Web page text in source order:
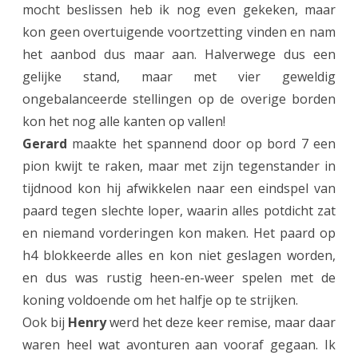
n
l
e
o
e
p
o
v
mocht beslissen heb ik nog even gekeken, maar
kon geen overtuigende voortzetting vinden en nam
het aanbod dus maar aan. Halverwege dus een
gelijke stand, maar met vier geweldig
ongebalanceerde stellingen op de overige borden
kon het nog alle kanten op vallen!
Gerard maakte het spannend door op bord 7 een
pion kwijt te raken, maar met zijn tegenstander in
tijdnood kon hij afwikkelen naar een eindspel van
paard tegen slechte loper, waarin alles potdicht zat
en niemand vorderingen kon maken. Het paard op
h4 blokkeerde alles en kon niet geslagen worden,
en dus was rustig heen-en-weer spelen met de
koning voldoende om het halfje op te strijken.
Ook bij Henrywerd het deze keer remise, maar daar
waren heel wat avonturen aan vooraf gegaan. Ik